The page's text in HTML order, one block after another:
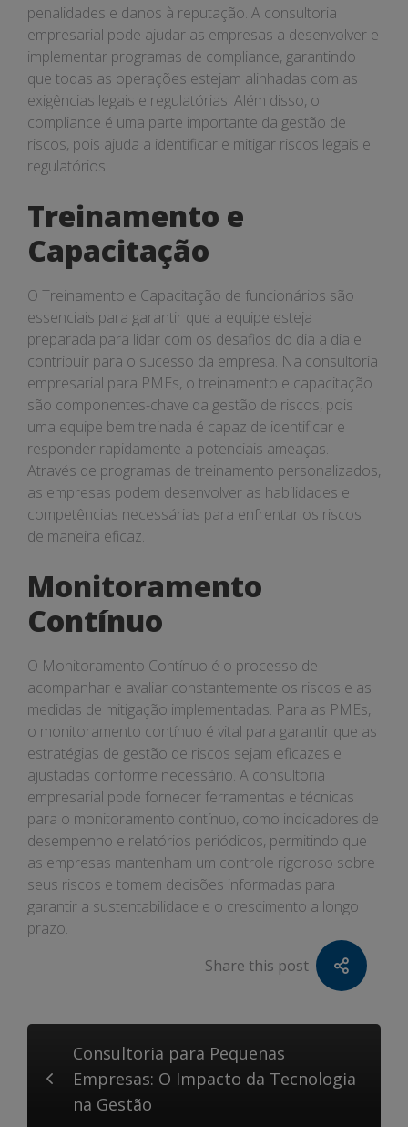
penalidades e danos à reputação. A consultoria
empresarial pode ajudar as empresas a desenvolver e
implementar programas de compliance, garantindo
que todas as operações estejam alinhadas com as
exigências legais e regulatórias. Além disso, o
compliance é uma parte importante da gestão de
riscos, pois ajuda a identificar e mitigar riscos legais e
regulatórios.
Treinamento e
Capacitação
O Treinamento e Capacitação de funcionários são
essenciais para garantir que a equipe esteja
preparada para lidar com os desafios do dia a dia e
contribuir para o sucesso da empresa. Na consultoria
empresarial para PMEs, o treinamento e capacitação
são componentes-chave da gestão de riscos, pois
uma equipe bem treinada é capaz de identificar e
responder rapidamente a potenciais ameaças.
Através de programas de treinamento personalizados,
as empresas podem desenvolver as habilidades e
competências necessárias para enfrentar os riscos
de maneira eficaz.
Monitoramento
Contínuo
O Monitoramento Contínuo é o processo de
acompanhar e avaliar constantemente os riscos e as
medidas de mitigação implementadas. Para as PMEs,
o monitoramento contínuo é vital para garantir que as
estratégias de gestão de riscos sejam eficazes e
ajustadas conforme necessário. A consultoria
empresarial pode fornecer ferramentas e técnicas
para o monitoramento contínuo, como indicadores de
desempenho e relatórios periódicos, permitindo que
as empresas mantenham um controle rigoroso sobre
seus riscos e tomem decisões informadas para
garantir a sustentabilidade e o crescimento a longo
prazo.
Share this post
Consultoria para Pequenas
Empresas: O Impacto da Tecnologia
na Gestão